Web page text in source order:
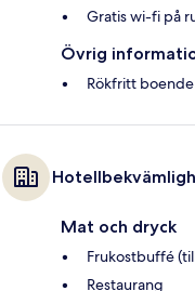
Gratis wi-fi på
Övrig
Rökfritt boende
Mat och dryck
Frukostbuffé
Restaurang